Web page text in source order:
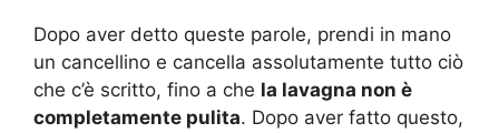
Dopo aver detto queste parole, prendi in mano
un cancellino e cancella assolutamente tutto ciò
che c’è scritto, fino a che la lavagna non è
completamente pulita. Dopo aver fatto questo,